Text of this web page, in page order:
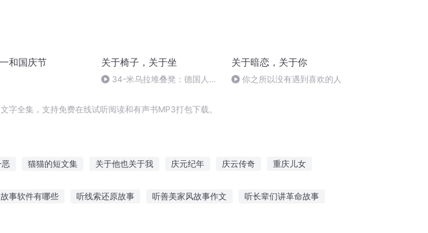
和国庆节 关于椅子，关于坐
34-米乌拉堆叠凳：德国人的
关于暗恋，关于你
你之所以没有遇到喜欢的人
全集，支持免费在线试听阅读和有声书MP3打包下载。
恶 猫猫的短文集 关于他也关于我 庆元纪年 庆云传奇 重庆儿女
事软件有哪些 听线索还原故事 听善美家风故事作文 听长辈们讲革命故事